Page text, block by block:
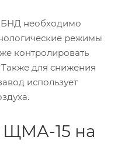
необходимо
режимы
контролировать
Также для снижения
использует
ЩМА-15 на